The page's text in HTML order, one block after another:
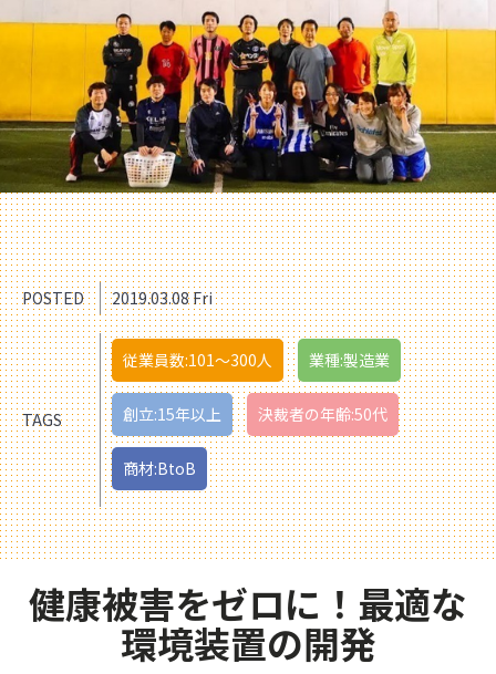
POSTED 2019.03.08 Fri
TAGS
従業員数:101〜300人 業種:製造業
創立:15年以上 決裁者の年齢:50代
商材:BtoB
健康被害をゼロに！最適な
環境装置の開発